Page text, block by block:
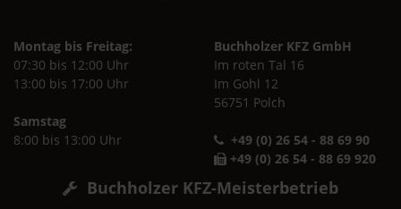
Montag bis Freitag:
07:30 bis 12:00 Uhr
13:00 bis 17:00 Uhr
Samstag
8:00 bis 13:00 Uhr
Buchholzer KFZ GmbH
Im roten Tal 16
Im Gohl 12
56751 Polch
+49 (0) 26 54 - 88 69 90
+49 (0) 26 54 - 88 69 920
Buchholzer KFZ-Meisterbetrieb